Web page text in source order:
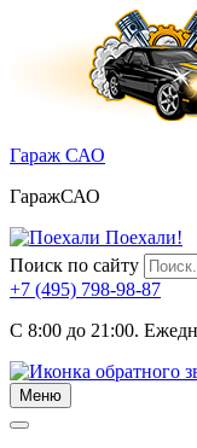
Гараж САО
ГаражСАО
Поехали!
Поиск по сайту
+7 (495) 798-98-87
C 8:00 до 21:00.
Меню
Меню